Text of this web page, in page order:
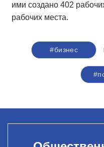
ими создано 402
рабочих места.
#бизнес